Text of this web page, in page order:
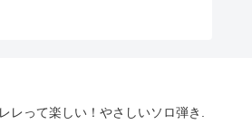
レって楽しい！やさしいソロ弾き.